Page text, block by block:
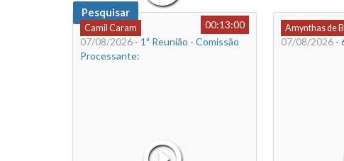
Pesquisar
Camil Caram
00:13:00
07/08/2026 - 1ª Reunião - Comissão
Processante:
Amynthas de
07/08/2026-